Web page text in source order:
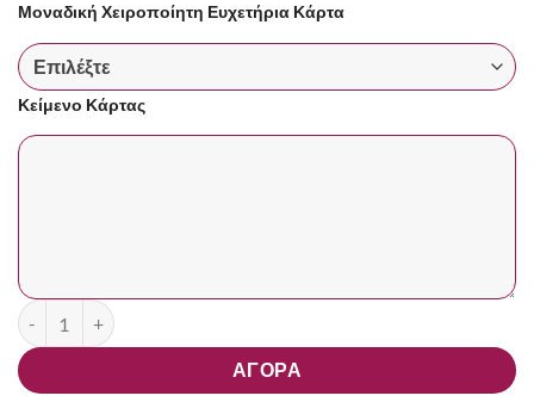
Μοναδική Χειροποίητη Ευχετήρια Κάρτα
Κείμενο Κάρτας
Στεφάνι Κηδείας με Ανθοσυνθέσεις ποσότητα
ΑΓΟΡΑ